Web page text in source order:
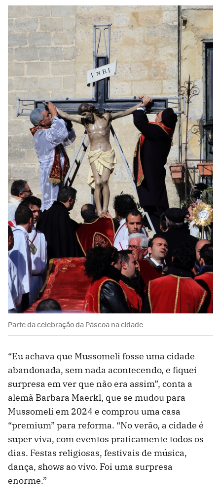
Parte da celebração da Páscoa na cidade
“Eu achava que Mussomeli fosse uma cidade
abandonada, sem nada acontecendo, e fiquei
surpresa em ver que não era assim”, conta a
alemã Barbara Maerkl, que se mudou para
Mussomeli em 2024 e comprou uma casa
“premium” para reforma. “No verão, a cidade é
super viva, com eventos praticamente todos os
dias. Festas religiosas, festivais de música,
dança, shows ao vivo. Foi uma surpresa
enorme.”